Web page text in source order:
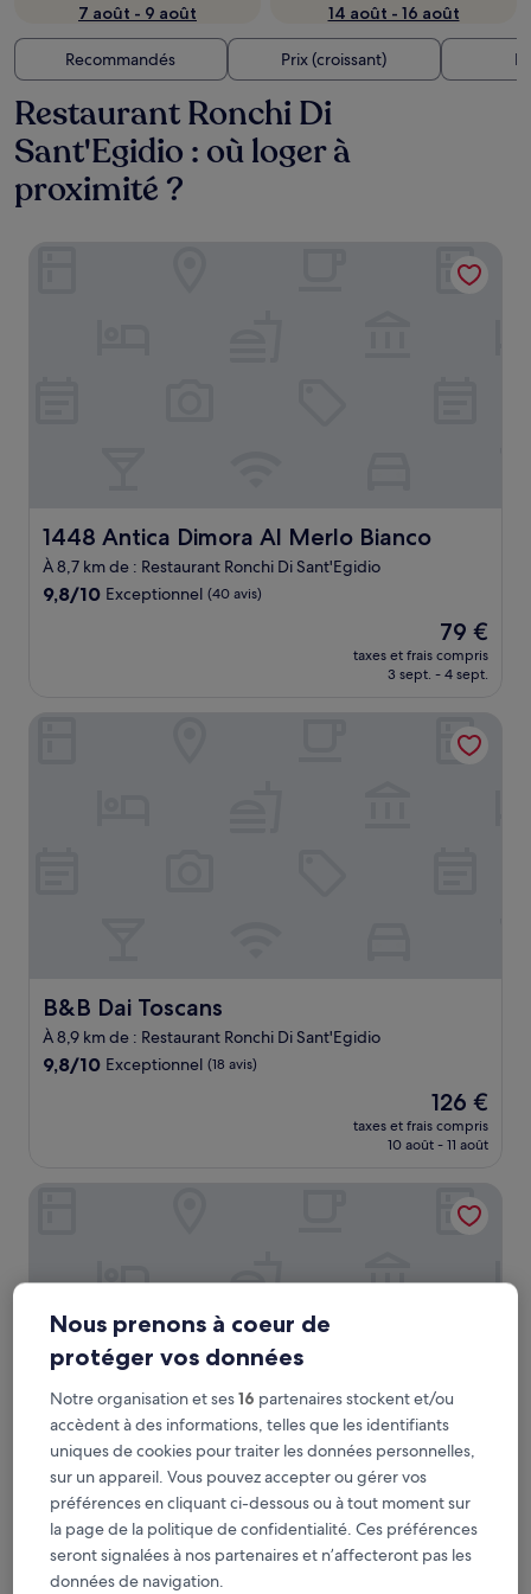
7 août - 9 août
14 août - 16 août
Recommandés Prix (croissant)
Restaurant Ronchi Di
Sant'Egidio : où loger à
proximité ?
1448 Antica Dimora Al Merlo Bianco
1448 Antica Dimora Al Merlo Bianco
À 8,7 km de : Restaurant Ronchi Di Sant'Egidio
9.8
9,8/10 Exceptionnel (40 avis)
Le
nouveau
prix
de
79 €
79 €
taxes et frais compris
3 sept. - 4 sept.
B&B Dai Toscans
B&B Dai Toscans
À 8,9 km de : Restaurant Ronchi Di Sant'Egidio
9.8
9,8/10 Exceptionnel (18 avis)
Le
nouveau
prix
de
126 €
126 €
taxes et frais compris
10 août - 11 août
Tenuta Della Casa
Tenuta Della Casa
À 9,2 km de : Restaurant Ronchi Di Sant'Egidio
9.6
sur
10,
9,6/10 Exceptionnel (10 avis)
Le
Nous prenons à coeur de
protéger vos données
Notre organisation et ses16 partenaires stockent et/ou
accèdent à des informations, telles que les identifiants
uniques de cookies pour traiter les données personnelles,
sur un appareil. Vous pouvez accepter ou gérer vos
préférences en cliquant ci-dessous ou à tout moment sur
la page de la politique de confidentialité. Ces préférences
seront signalées à nos partenaires et n’affecteront pas les
données de navigation.